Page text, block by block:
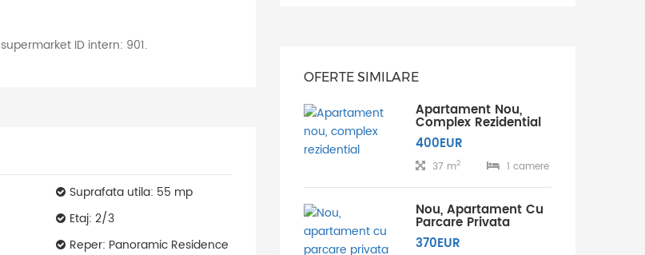
ID intern: 901.
Suprafata utila: 55 mp
Etaj: 2/3
Reper: Panoramic Residence
OFERTE SIMILARE
Apartament Nou,
Complex Rezidential
400EUR
37 m2 1 camere
Nou, Apartament Cu
Parcare Privata
370EUR